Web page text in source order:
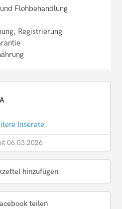
Flohbehandlung
Registrierung
Inserate
06.03.2026
hinzufügen
teilen